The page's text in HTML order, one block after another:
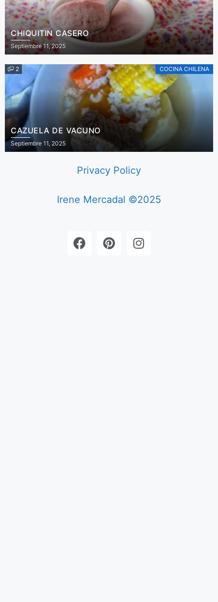
CHIQUITIN CASERO
Septiembre 11, 2025
2 COCINA CHILENA
CAZUELA DE VACUNO
Septiembre 11, 2025
Privacy Policy
Irene Mercadal ©2025